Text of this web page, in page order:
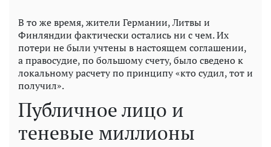
В то же время, жители Германии, Литвы и
Финляндии фактически остались ни с чем. Их
потери не были учтены в настоящем соглашении,
а правосудие, по большому счету, было сведено к
локальному расчету по принципу «кто судил, тот и
получил».
Публичное лицо и
теневые миллионы